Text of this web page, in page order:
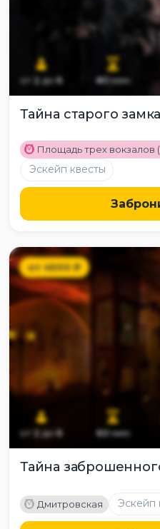
от 2до6 80мин
Тайна старого замка
M Площадь трех вокзалов
Эскейп квесты
от4500₽
от 2до6 60мин
Тайна
M Дмитровская Эскейп